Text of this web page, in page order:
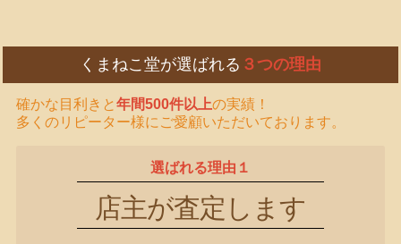
くまねこ堂が選ばれる ３つの理由
確かな目利きと年間500件以上の実績！
多くのリピーター様にご愛顧いただいております。
選ばれる理由１
店主が査定します